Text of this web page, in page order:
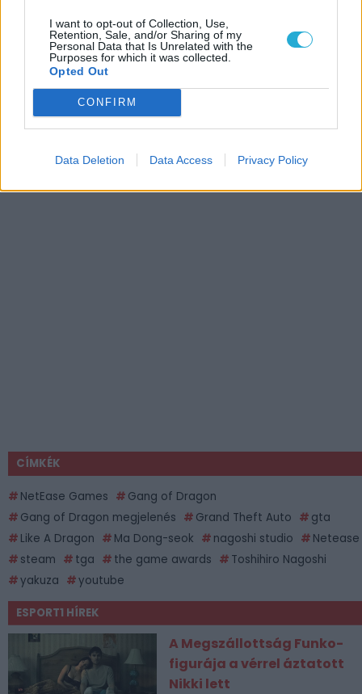
I want to opt-out of Collection, Use,
Retention, Sale, and/or Sharing of my
Personal Data that Is Unrelated with the
Purposes for which it was collected.
Opted Out
CONFIRM
Data Deletion Data Access Privacy Policy
CÍMKÉK
NetEase Games
Gang of Dragon
Gang of Dragon megjelenés
Grand Theft Auto
gta
Like A Dragon
Ma Dong-seok nagoshi studio
Netease
steam
tga the game awards
Toshihiro Nagoshi
yakuza
youtube
ESPORT1 HÍREK
A Megszállottság Funko-
figurája a vérrel áztatott
Nikki lett